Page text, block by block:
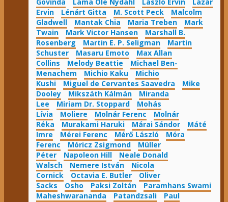
Ervin
Lénárt Gitta M. Scott Peck
Malcolm
Gladwell
Mantak Chia Maria Treben
Mark
Twain
Mark Victor Hansen
Marshall B.
Rosenberg
Martin E. P. Seligman
Martin
Schuster
Masaru Emoto
Max Allan
Collins
Melody Beattie
Michael Ben-
Menachem
Michio Kaku
Michio
Kushi
Miguel de Cervantes Saavedra
Mike
Dooley
Mikszáth Kálmán
Miranda
Lee
Miriam Dr. Stoppard
Mohás
Lívia
Moliere Molnár Ferenc
Molnár
Réka
Murakami Haruki Márai Sándor
Máté
Imre
Mérei Ferenc Mérő László
Móra
Ferenc
Móricz Zsigmond
Müller
Péter
Napoleon Hill
Neale Donald
Walsch
Nemere István
Nicola
Cornick
Octavia E. Butler
Oliver
Sacks
Osho Paksi Zoltán
Paramhans Swami
Maheshwarananda
Patandzsali
Paul